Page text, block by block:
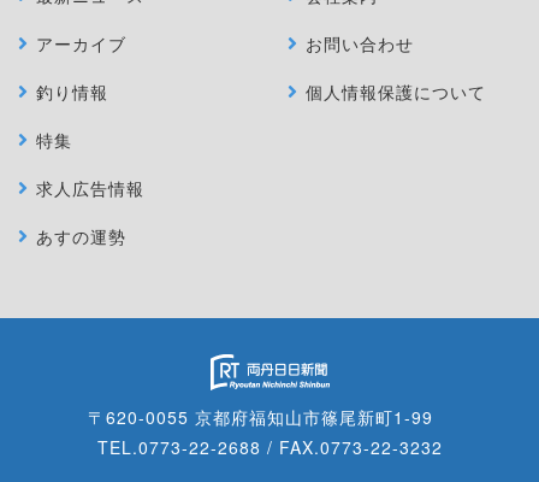
アーカイブ
釣り情報
特集
求人広告情報
あすの運勢
お問い合わせ
個人情報保護について
〒620-0055 京都府福知山市篠尾新町1-99
TEL.0773-22-2688 / FAX.0773-22-3232